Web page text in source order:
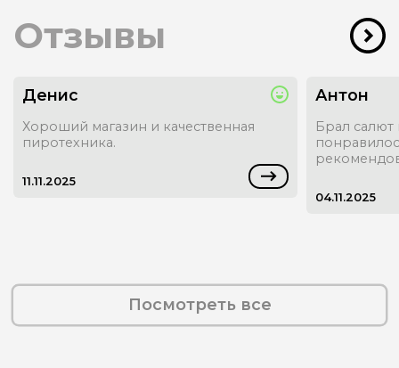
Отзывы
Денис
Хороший магазин и качественная
пиротехника.
11.11.2025
Антон
Брал салют
04.11.2025
Посмотреть все